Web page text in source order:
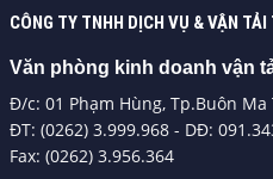
CÔNG TY TNHH DỊCH VỤ & VẬN
Văn phòng kinh doanh vận
Đ/c: 01 Phạm Hùng, Tp.Buôn Ma
ĐT: (0262) 3.999.968 - DĐ:
Fax: (0262) 3.956.364